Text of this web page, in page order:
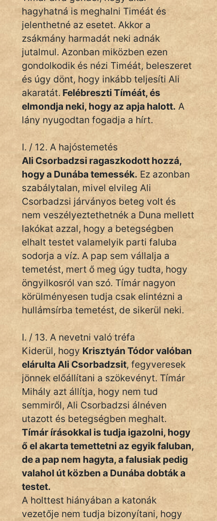
hagyhatná is meghalni Timéát és
jelenthetné az esetet. Akkor a
zsákmány harmadát neki adnák
jutalmul. Azonban miközben ezen
gondolkodik és nézi Timéát, beleszeret
és úgy dönt, hogy inkább teljesíti Ali
akaratát. Felébreszti Tíméát, és
elmondja neki, hogy az apja halott. A
lány nyugodtan fogadja a hírt.
I. / 12. A hajóstemetés
Ali Csorbadzsi ragaszkodott hozzá,
hogy a Dunába temessék. Ez azonban
szabálytalan, mivel elvileg Ali
Csorbadzsi járványos beteg volt és
nem veszélyeztethetnék a Duna mellett
lakókat azzal, hogy a betegségben
elhalt testet valamelyik parti faluba
sodorja a víz. A pap sem vállalja a
temetést, mert ő meg úgy tudta, hogy
öngyilkosról van szó. Tímár nagyon
körülményesen tudja csak elintézni a
hullámsírba temetést, de sikerül neki.
I. / 13. A nevetni való tréfa
Kiderül, hogy Krisztyán Tódor valóban
elárulta Ali Csorbadzsit, fegyveresek
jönnek előállítani a szökevényt. Tímár
Mihály azt állítja, hogy nem tud
semmiről, Ali Csorbadzsi álnéven
utazott és betegségben meghalt.
Tímár írásokkal is tudja igazolni, hogy
ő el akarta temettetni az egyik faluban,
de a pap nem hagyta, a falusiak pedig
valahol út közben a Dunába dobták a
testet.
A holttest hiányában a katonák
vezetője nem tudja bizonyítani, hogy